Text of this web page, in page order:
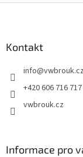
Kontakt
info@vwbrouk.cz
+420 606 716 717
vwbrouk.cz
Informace pro